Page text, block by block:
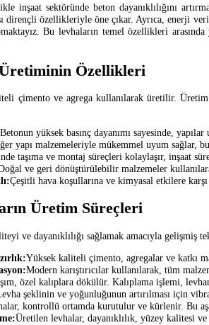
inşaat sektöründe beton dayanıklılığını
dirençli özellikleriyle öne çıkar. Ayrıca,
Bu levhaların temel özellikleri
Özellikleri
çimento ve agrega kullanılarak üretilir.
Betonun yüksek basınç dayanımı sayesinde,
yapı malzemeleriyle mükemmel uyum sağlar, bu
taşıma ve montaj süreçleri kolaylaşır, inşaat
ve geri dönüştürülebilir malzemeler
Çeşitli hava koşullarına ve kimyasal etkilere
Üretim Süreçleri
ve dayanıklılığı sağlamak amacıyla
Yüksek kaliteli çimento, agregalar ve katkı
Modern karıştırıcılar kullanılarak, tüm
özel kalıplara dökülür. Kalıplama işlemi,
şeklinin ve yoğunluğunun artırılması için
kontrollü ortamda kurutulur ve kürlenir. Bu
Üretilen levhalar, dayanıklılık, yüzey kalitesi